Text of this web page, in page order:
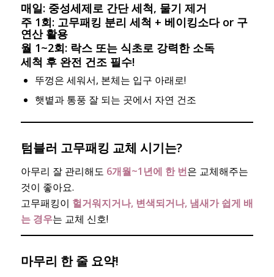
매일: 중성세제로 간단 세척, 물기 제거
주 1회: 고무패킹 분리 세척 + 베이킹소다 or 구
연산 활용
월 1~2회: 락스 또는 식초로 강력한 소독
세척 후 완전 건조 필수!
뚜껑은 세워서, 본체는 입구 아래로!
햇볕과 통풍 잘 되는 곳에서 자연 건조
텀블러 고무패킹 교체 시기는?
아무리 잘 관리해도 6개월~1년에 한 번은 교체해주는
것이 좋아요.
고무패킹이 헐거워지거나, 변색되거나, 냄새가 쉽게 배
는 경우는 교체 신호!
마무리 한 줄 요약!